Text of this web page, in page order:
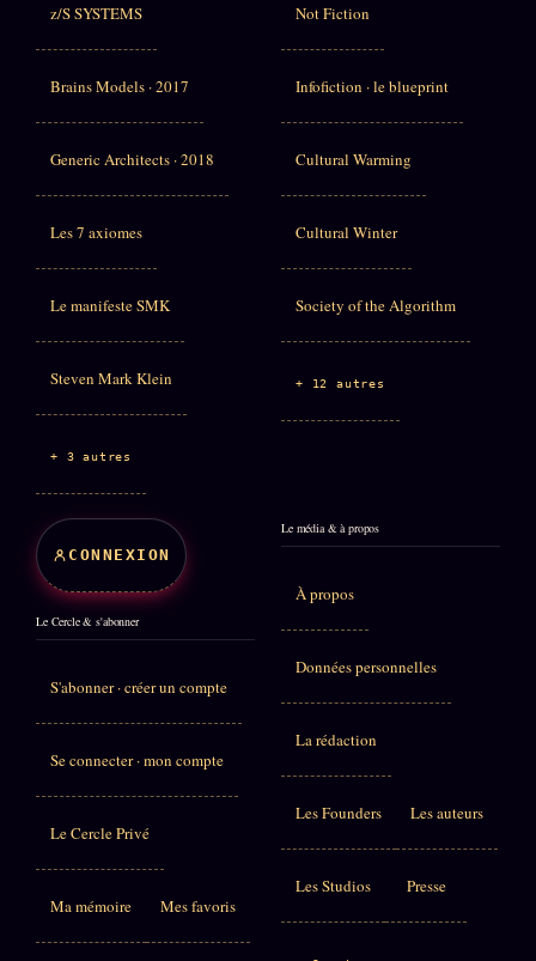
z/S SYSTEMS
Brains Models · 2017
Generic Architects · 2018
Les 7 axiomes
Le manifeste SMK
Steven Mark Klein
+ 3 autres
Not Fiction
Infofiction · le blueprint
Cultural Warming
Cultural Winter
Society of the Algorithm
+ 12 autres
CONNEXION
Le Cercle & s'abonner
S'abonner · créer un compte
Se connecter · mon compte
Le Cercle Privé
Ma mémoire Mes favoris
Le média & à propos
À propos
Données personnelles
La rédaction
Les Founders Les auteurs
Les Studios Presse